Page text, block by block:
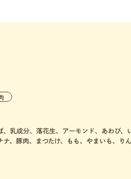
乳成分、落花生、アーモンド、あわび
、豚肉、まつたけ、もも、やまいも、り